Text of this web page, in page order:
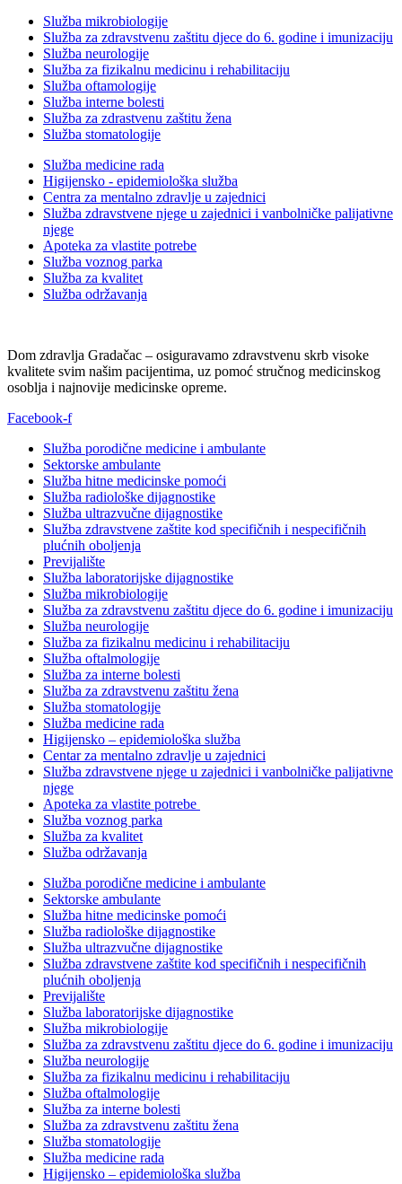
Služba mikrobiologije
Služba za zdravstvenu zaštitu djece do 6. godine i imunizaciju
Služba neurologije
Služba za fizikalnu medicinu i rehabilitaciju
Služba oftamologije
Služba interne bolesti
Služba za zdrastvenu zaštitu žena
Služba stomatologije
Služba medicine rada
Higijensko - epidemiološka služba
Centra za mentalno zdravlje u zajednici
Služba zdravstvene njege u zajednici i vanbolničke palijativne
njege
Apoteka za vlastite potrebe
Služba voznog parka
Služba za kvalitet
Služba održavanja
Dom zdravlja Gradačac – osiguravamo zdravstvenu skrb visoke
kvalitete svim našim pacijentima, uz pomoć stručnog medicinskog
osoblja i najnovije medicinske opreme.
Facebook-f
Služba porodične medicine i ambulante
Sektorske ambulante
Služba hitne medicinske pomoći
Služba radiološke dijagnostike
Služba ultrazvučne dijagnostike
Služba zdravstvene zaštite kod specifičnih i nespecifičnih
plućnih oboljenja
Previjalište
Služba laboratorijske dijagnostike
Služba mikrobiologije
Služba za zdravstvenu zaštitu djece do 6. godine i imunizaciju
Služba neurologije
Služba za fizikalnu medicinu i rehabilitaciju
Služba oftalmologije
Služba za interne bolesti
Služba za zdravstvenu zaštitu žena
Služba stomatologije
Služba medicine rada
Higijensko – epidemiološka služba
Centar za mentalno zdravlje u zajednici
Služba zdravstvene njege u zajednici i vanbolničke palijativne
njege
Apoteka za vlastite potrebe
Služba voznog parka
Služba za kvalitet
Služba održavanja
Služba porodične medicine i ambulante
Sektorske ambulante
Služba hitne medicinske pomoći
Služba radiološke dijagnostike
Služba ultrazvučne dijagnostike
Služba zdravstvene zaštite kod specifičnih i nespecifičnih
plućnih oboljenja
Previjalište
Služba laboratorijske dijagnostike
Služba mikrobiologije
Služba za zdravstvenu zaštitu djece do 6. godine i imunizaciju
Služba neurologije
Služba za fizikalnu medicinu i rehabilitaciju
Služba oftalmologije
Služba za interne bolesti
Služba za zdravstvenu zaštitu žena
Služba stomatologije
Služba medicine rada
Higijensko – epidemiološka služba